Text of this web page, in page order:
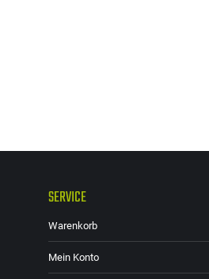
SERVICE
Warenkorb
Mein Konto